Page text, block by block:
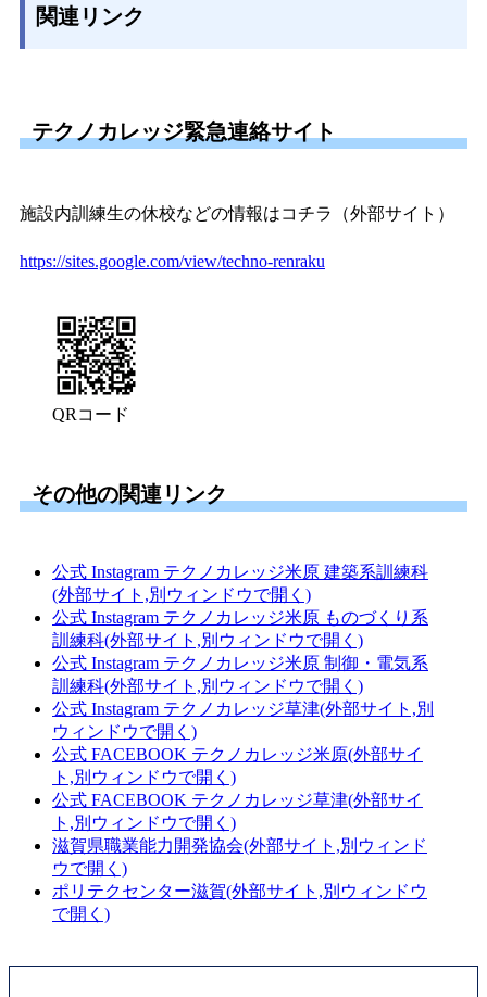
関連リンク
テクノカレッジ緊急連絡サイト
施設内訓練生の休校などの情報はコチラ（外部サイト）
https://sites.google.com/view/techno-renraku
QRコード
その他の関連リンク
公式 Instagram テクノカレッジ米原 建築系訓練科
(外部サイト,別ウィンドウで開く)
公式 Instagram テクノカレッジ米原 ものづくり系
訓練科(外部サイト,別ウィンドウで開く)
公式 Instagram テクノカレッジ米原 制御・電気系
訓練科(外部サイト,別ウィンドウで開く)
公式 Instagram テクノカレッジ草津(外部サイト,別
ウィンドウで開く)
公式 FACEBOOK テクノカレッジ米原(外部サイ
ト,別ウィンドウで開く)
公式 FACEBOOK テクノカレッジ草津(外部サイ
ト,別ウィンドウで開く)
滋賀県職業能力開発協会(外部サイト,別ウィンド
ウで開く)
ポリテクセンター滋賀(外部サイト,別ウィンドウ
で開く)